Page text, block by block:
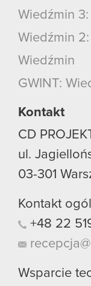
Wiedźmin
Wiedźmin
Wiedźmin
GWINT:
Kontakt
CD
ul.
03-301
Kontakt
+48 22
Wsparcie